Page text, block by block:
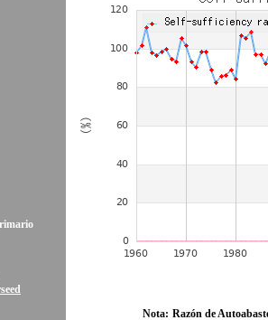
Nota: Razón de